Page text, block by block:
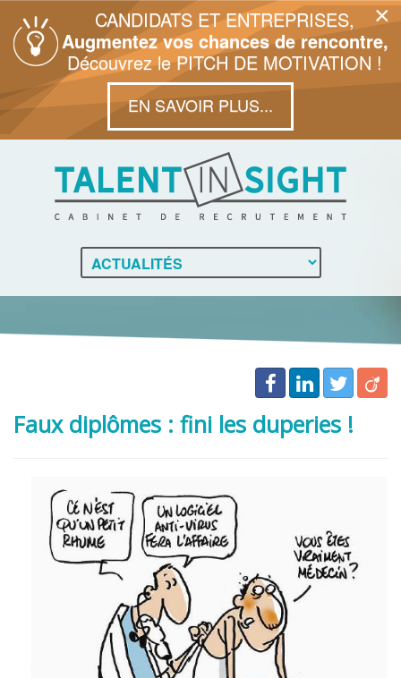
×
CANDIDATS ET ENTREPRISES,
Augmentez vos chances de rencontre,
Découvrez le PITCH DE MOTIVATION !
EN SAVOIR PLUS...
Faux diplômes : fini les duperies !